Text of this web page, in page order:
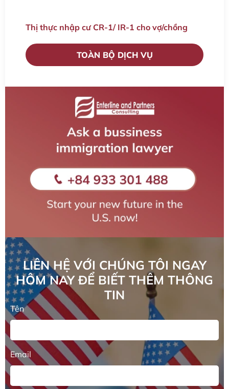
Thị thực nhập cư CR-1/ IR-1 cho vợ/chồng
TOÀN BỘ DỊCH VỤ
LIÊN HỆ VỚI CHÚNG TÔI NGAY
HÔM NAY ĐỂ BIẾT THÊM THÔNG
TIN
Tên
Email